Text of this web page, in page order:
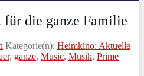
die ganze Familie
Kategorie(n): Heimkino: Aktuelle
, ganze, Music, Musik, Prime